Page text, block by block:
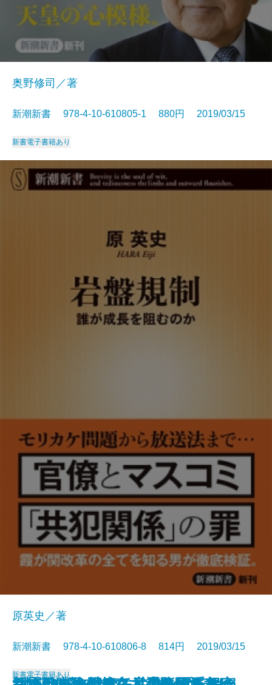
奥野修司／著
新潮新書 978-4-10-610805-1 880円 2019/03/15
新書電子書籍あり
原英史／著
新潮新書 978-4-10-610806-8 814円 2019/03/15
新書電子書籍あり